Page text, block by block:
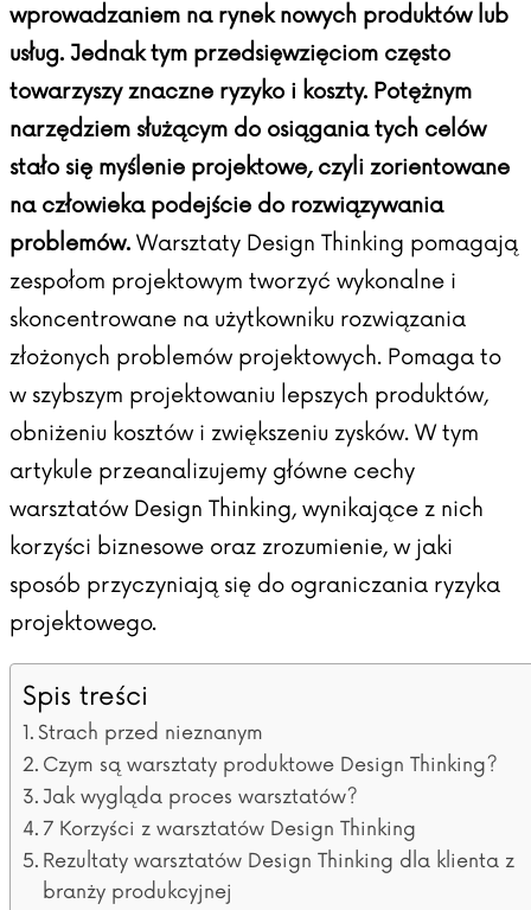
wprowadzaniem na rynek nowych produktów lub
usług. Jednak tym przedsięwzięciom często
towarzyszy znaczne ryzyko i koszty. Potężnym
narzędziem służącym do osiągania tych celów
stało się myślenie projektowe, czyli zorientowane
na człowieka podejście do rozwiązywania
problemów. Warsztaty Design Thinking pomagają
zespołom projektowym tworzyć wykonalne i
skoncentrowane na użytkowniku rozwiązania
złożonych problemów projektowych. Pomaga to
w szybszym projektowaniu lepszych produktów,
obniżeniu kosztów i zwiększeniu zysków. W tym
artykule przeanalizujemy główne cechy
warsztatów Design Thinking, wynikające z nich
korzyści biznesowe oraz zrozumienie, w jaki
sposób przyczyniają się do ograniczania ryzyka
projektowego.
Spis treści
Strach przed nieznanym
Czym są warsztaty produktowe Design Thinking?
Jak wygląda proces warsztatów?
7 Korzyści z warsztatów Design Thinking
Rezultaty warsztatów Design Thinking dla klienta z
branży produkcyjnej